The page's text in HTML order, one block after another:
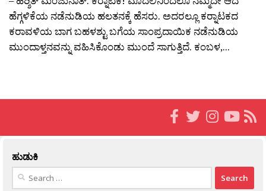
ಹೆಗ್ಗಳಿಕೆಯ ನಡೆನುಡಿಯ ಹಲತನಕ್ಕೆ ಹೆಸರು. ಅದರಲ್ಲೂ ಕರ‍್ನಾಟಕದ
ಕರಾವಳಿಯ ಬಾಗ ಬಹಳಶ್ಟು ಬಗೆಯ ಸಾಂಪ್ರದಾಯಿಕ ನಡೆನುಡಿಯ
ಮುಂದಾಳ್ತನವನ್ನು ವಹಿಸಿಕೊಂಡು ಮುಂದೆ ಸಾಗುತ್ತಿದೆ. ಕಂಬಳ,...
ಹುಡುಕಿ
Search